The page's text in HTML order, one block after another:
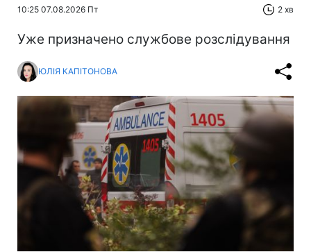
10:25 07.08.2026 Пт 2 хв
Уже призначено службове розслідування
ЮЛІЯ КАПІТОНОВА